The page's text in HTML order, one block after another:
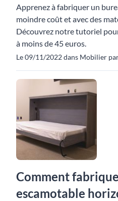
Apprenez à fabriquer un
moindre coût et avec des
Découvrez notre tutoriel
à moins de 45 euros.
Le 09/11/2022 dans Mobilier
Comment
escamotable